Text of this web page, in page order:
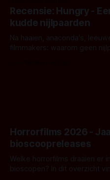
achtergrond, belooft iets
iets ongrijpbaars. En dat
waar.
Recensie: Hungry -
kudde nijlpaarden
Na haaien, anaconda's,
filmmakers: waarom geen
Horrorfilms 2026 -
bioscoopreleases
Welke horrorfilms draaien er
bioscopen? In dit overzicht